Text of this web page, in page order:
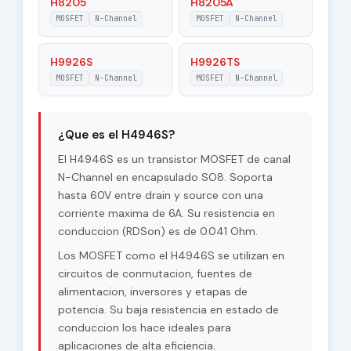
MOSFET N-Channel MOSFET N-Channel
H9926S
MOSFET N-Channel
H9926TS
MOSFET N-Channel
¿Que es el H4946S?
El H4946S es un transistor MOSFET de canal
N-Channel en encapsulado SO8. Soporta
hasta 60V entre drain y source con una
corriente maxima de 6A. Su resistencia en
conduccion (RDSon) es de 0.041 Ohm.
Los MOSFET como el H4946S se utilizan en
circuitos de conmutacion, fuentes de
alimentacion, inversores y etapas de
potencia. Su baja resistencia en estado de
conduccion los hace ideales para
aplicaciones de alta eficiencia.